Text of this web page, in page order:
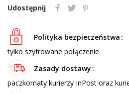
Udostępnij
Polityka bezpieczeństwa
tylko szyfrowane połączenie
Zasady dostawy
paczkomaty kurierzy InPost oraz